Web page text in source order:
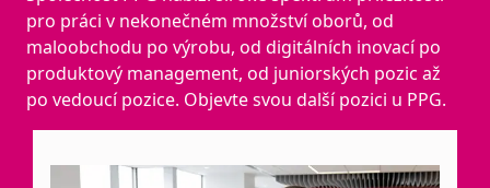
pro práci v nekonečném množství oborů, od
maloobchodu po výrobu, od digitálních inovací po
produktový management, od juniorských pozic až
po vedoucí pozice. Objevte svou další pozici u PPG.